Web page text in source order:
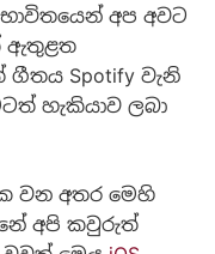
අප අවට
ඇතුළත
Spotify වැනි
හැකියාව ලබා
වන අතර මෙහි
අපි කවුරුත්